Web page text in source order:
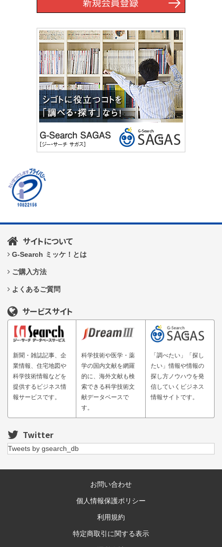
サイトについて
G-Search ミッケ！とは
ご購入方法
よくあるご質問
サービスサイト
新聞・雑誌記事、企
業情報、住宅地図や
科学技術情報などを
提供するビジネス情
報サービスです。
科学技術や医学・薬
学の国内文献を網羅
的に、海外文献も検
索できる科学技術文
献データベースで
す。
「調べたい」「探し
たい」情報や情報の
探し方ノウハウを発
信していくビジネス
情報サイトです。
Twitter
Tweets by gsearch_db
お問い合わせ
個人情報保護ポリシー
利用規約
特定商取引に関する表示